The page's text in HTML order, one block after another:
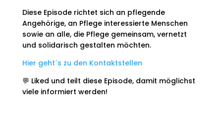
Diese Episode richtet sich an pflegende
Angehörige, an Pflege interessierte Menschen
sowie an alle, die Pflege gemeinsam, vernetzt
und solidarisch gestalten möchten.
Hier geht´s zu den Kontaktstellen
💬 Liked und teilt diese Episode, damit möglichst
viele informiert werden!